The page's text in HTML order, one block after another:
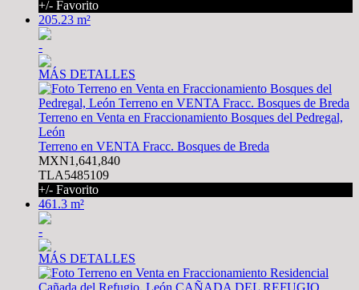
+/- Favorito
205.23 m²
-
MÁS DETALLES
Terreno en Venta en Fraccionamiento Bosques del Pedregal,
León
Terreno en VENTA Fracc. Bosques de Breda
MXN1,641,840
TLA5485109
+/- Favorito
461.3 m²
-
MÁS DETALLES